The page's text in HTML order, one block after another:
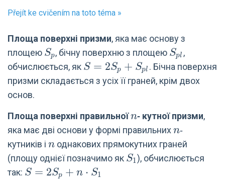
Přejít ke cvičením na toto téma »
Площа поверхні призми, яка має основу з
площею S_p
Sp, бічну поверхню з площею S_{pl}
Spl ,
обчислюється, як S=2S_p
+
S = 2Sp + Spl . Бічна поверхня
призми складається з усіх її граней, крім двох
основ.
Площа поверхні правильноїn
n‑ кутної призми,
яка має дві основи у формі правильнихn
n‑
кутників і n
n однакових прямокутних граней
(площу однієї позначимо як S_1
S1), обчислюється
так: S=2S_p
S = 2Sp + n ⋅ S1